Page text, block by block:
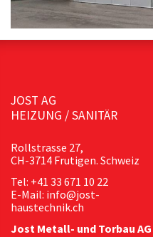
JOST AG
HEIZUNG / SANITÄR
Rollstrasse 27,
CH-3714 Frutigen. Schweiz
Tel: +41 33 671 10 22
E-Mail: info@jost-
haustechnik.ch
Jost Metall- und Torbau AG